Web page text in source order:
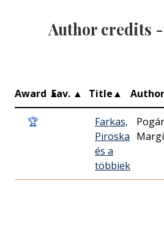
Author credits -
Award ▲
Fav. ▲ Title▲ Author
🏆
Farkas,
Piroska
és a
többiek